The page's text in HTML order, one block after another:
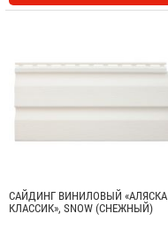
САЙДИНГ ВИНИЛОВЫЙ «АЛЯСКА
КЛАССИК», SNOW (СНЕЖНЫЙ)